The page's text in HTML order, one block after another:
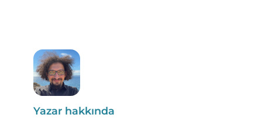
Yazar hakkında